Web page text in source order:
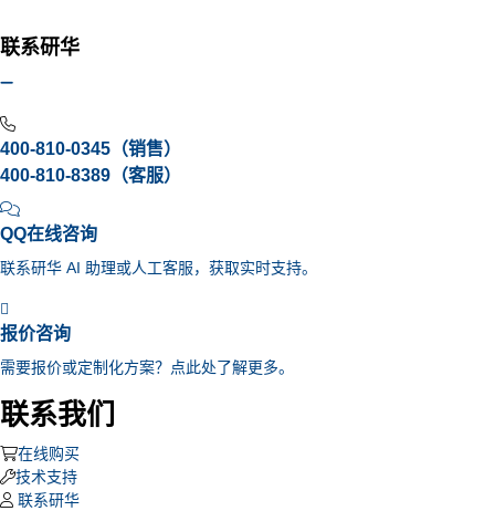
联系研华
400-810-0345（销售）
400-810-8389（客服）
QQ在线咨询
联系研华 AI 助理或人工客服，获取实时支持。
报价咨询
需要报价或定制化方案？点此处了解更多。
联系我们
在线购买
技术支持
联系研华